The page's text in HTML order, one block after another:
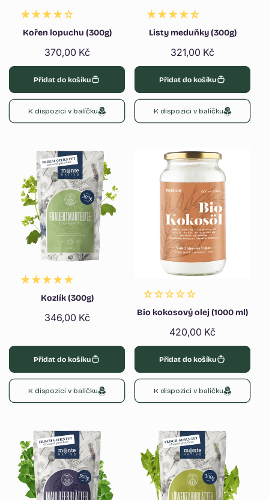
Kořen lopuchu (300g)
Běžná
cena
370,00 Kč
Přidat do košíku
K dispozici v balíčku
Listy meduňky (300g)
Běžná
cena
321,00 Kč
Přidat do košíku
K dispozici v balíčku
Kozlík (300g)
Běžná
346,00 Kč
Přidat do košíku
K dispozici v balíčku
Bio kokosový olej (1000 ml)
Běžná
cena
420,00 Kč
Přidat do košíku
K dispozici v balíčku